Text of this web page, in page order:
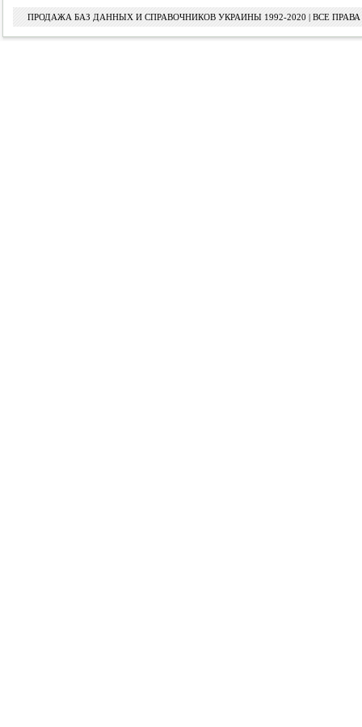
ПРОДАЖА БАЗ ДАННЫХ И СПРАВОЧНИКОВ УКРАИНЫ 1992-2020 | ВСЕ